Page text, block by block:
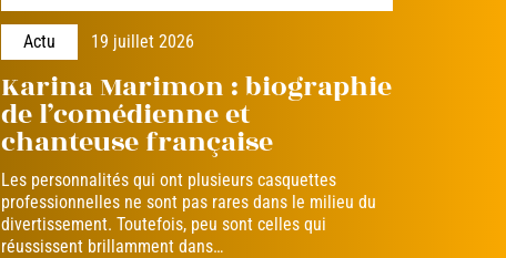
Actu 19 juillet 2026
Karina Marimon : biographie
de l’comédienne et
chanteuse française
Les personnalités qui ont plusieurs casquettes
professionnelles ne sont pas rares dans le milieu du
divertissement. Toutefois, peu sont celles qui
réussissent brillamment dans…